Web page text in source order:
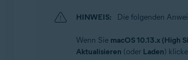
HINWEIS: Die folgenden
Wenn Sie macOS 10.13.x (High
Aktualisieren (oder Laden)